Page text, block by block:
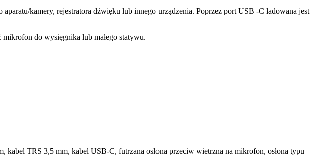
kamery, rejestratora dźwięku lub innego urządzenia. Poprzez port USB -C ładowana jest
do wysięgnika lub małego statywu.
TRS 3,5 mm, kabel USB-C, futrzana osłona przeciw wietrzna na mikrofon, osłona typu